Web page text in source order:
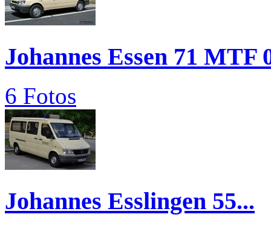
Johannes Essen 71 MTF
6 Fotos
Johannes Esslingen 55...